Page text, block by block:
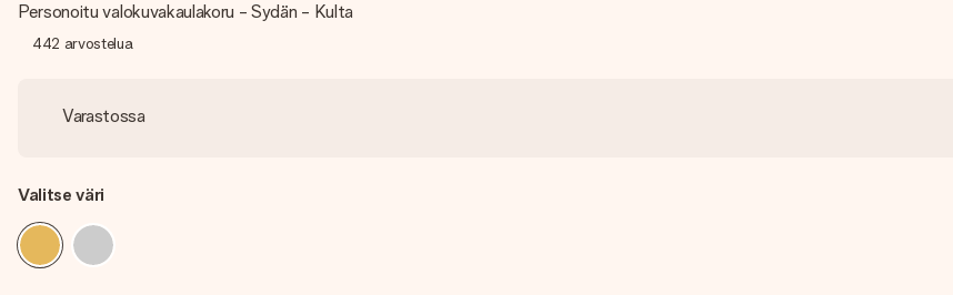
Personoitu valokuvakaulakoru - Sydän - Kulta
442 arvostelua
Varastossa
Valitse väri